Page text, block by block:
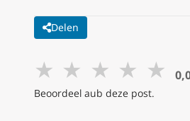
Delen
★ ★ ★ ★ ★
Beoordeel aub deze post.